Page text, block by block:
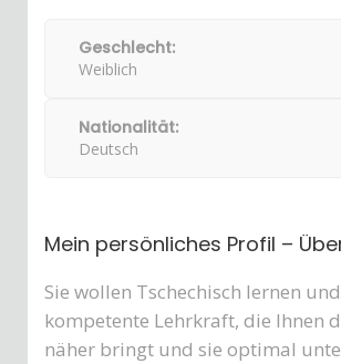
Geschlecht:
Weiblich
Nationalität:
Deutsch
Mein persönliches Profil –
Sie wollen Tschechisch lernen
kompetente Lehrkraft, die Ihnen
näher bringt und sie optimal